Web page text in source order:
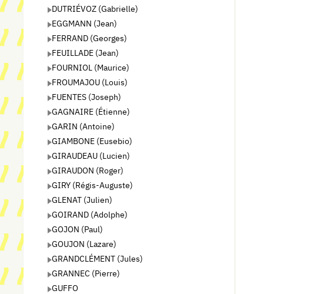
DUTRIÉVOZ (Gabrielle)
EGGMANN (Jean)
FERRAND (Georges)
FEUILLADE (Jean)
FOURNIOL (Maurice)
FROUMAJOU (Louis)
FUENTES (Joseph)
GAGNAIRE (Étienne)
GARIN (Antoine)
GIAMBONE (Eusebio)
GIRAUDEAU (Lucien)
GIRAUDON (Roger)
GIRY (Régis-Auguste)
GLENAT (Julien)
GOIRAND (Adolphe)
GOJON (Paul)
GOUJON (Lazare)
GRANDCLÉMENT (Jules)
GRANNEC (Pierre)
GUFFO